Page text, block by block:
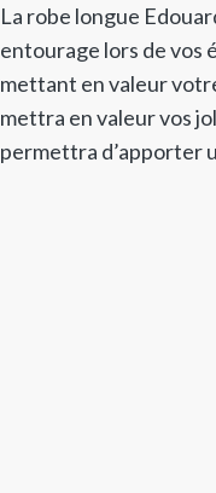
La robe longue
entourage lors de vos
mettant en valeur
mettra en valeur vos
permettra d’apporter